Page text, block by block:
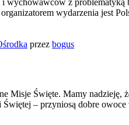
wychowawców z problematyką
wydarzenia jest
przez bogus
Misje Święte. Mamy nadzieję,
– przyniosą dobre